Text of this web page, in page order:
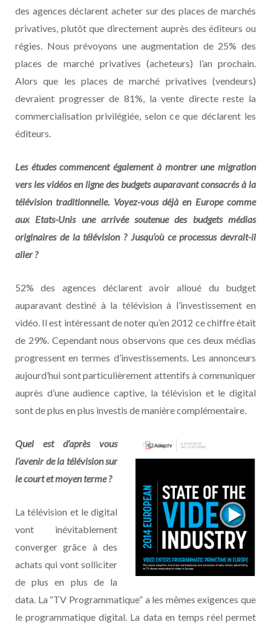
des agences déclarent acheter sur des places de marchés
privatives, plutôt que directement auprès des éditeurs ou
régies. Nous prévoyons une augmentation de 25% des
places de marché privatives (acheteurs) l’an prochain.
Alors que les places de marché privatives (vendeurs)
devraient progresser de 81%, la vente directe reste la
commercialisation privilégiée, selon ce que déclarent les
éditeurs.
Les études commencent également à montrer une migration
vers les vidéos en ligne des budgets auparavant consacrés à la
télévision traditionnelle. Voyez-vous déjà en Europe comme
aux Etats-Unis une arrivée soutenue des budgets médias
originaires de la télévision ? Jusqu’où ce processus devrait-il
aller ?
52% des agences déclarent avoir alloué du budget
auparavant destiné à la télévision à l’investissement en
vidéo. Il est intéressant de noter qu’en 2012 ce chiffre était
de 29%. Cependant nous observons que ces deux médias
progressent en termes d’investissements. Les annonceurs
aujourd’hui sont particulièrement attentifs à communiquer
auprès d’une audience captive, la télévision et le digital
sont de plus en plus investis de manière complémentaire.
Quel est d’après vous
l’avenir de la télévision sur
le court et moyen terme ?
La télévision et le digital
vont inévitablement
converger grâce à des
achats qui vont solliciter
de plus en plus de la
data. La “TV Programmatique” a les mêmes exigences que
le programmatique digital. La data en temps réel permet